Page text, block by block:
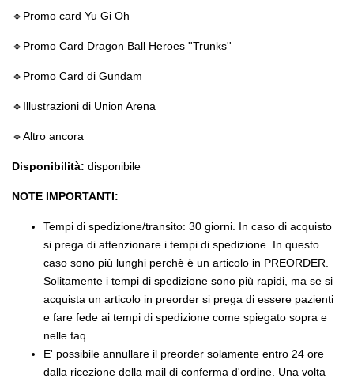
🔹️Promo card Yu Gi Oh
🔹️Promo Card Dragon Ball Heroes ''Trunks''
🔹️Promo Card di Gundam
🔹️Illustrazioni di Union Arena
🔹️Altro ancora
Disponibilità: disponibile
NOTE IMPORTANTI:
Tempi di spedizione/transito: 30 giorni. In caso di acquisto
si prega di attenzionare i tempi di spedizione. In questo
caso sono più lunghi perchè è un articolo in PREORDER.
Solitamente i tempi di spedizione sono più rapidi, ma se si
acquista un articolo in preorder si prega di essere pazienti
e fare fede ai tempi di spedizione come spiegato sopra e
nelle faq.
E' possibile annullare il preorder solamente entro 24 ore
dalla ricezione della mail di conferma d'ordine. Una volta